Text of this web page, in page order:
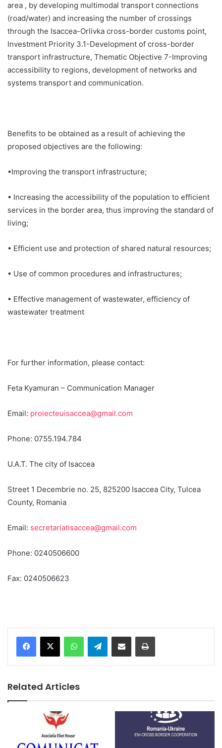
area , by developing multimodal transport connections
(road/water) and increasing the number of crossings
through the Isaccea-Orlivka cross-border customs point,
Investment Priority 3.1-Development of cross-border
transport infrastructure, Thematic Objective 7-Improving
accessibility to regions, development of networks and
systems transport and communication.
Benefits to be obtained as a result of achieving the
proposed objectives are the following:
•Improving the transport infrastructure;
• Increasing the accessibility of the population to efficient
services in the border area, thus improving the standard of
living;
• Efficient use and protection of shared natural resources;
• Use of common procedures and infrastructures;
• Effective management of wastewater, efficiency of
wastewater treatment
For further information, please contact:
Feta Kyamuran – Communication Manager
Email: proiecteuisaccea@gmail.com
Phone: 0755.194.784
U.A.T. The city of Isaccea
Street 1 Decembrie no. 25, 825200 Isaccea City, Tulcea
County, Romania
Email: secretariatisaccea@gmail.com
Phone: 0240506600
Fax: 0240506623
Telegram
Related Articles